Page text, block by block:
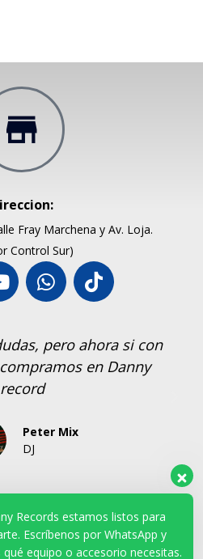
Fray Marchena y Av. Loja.
Control Sur)
pero ahora si con
en Danny
record
Peter Mix
DJ
Records estamos listos para
Escríbenos por WhatsApp y
equipo o accesorio necesitas.